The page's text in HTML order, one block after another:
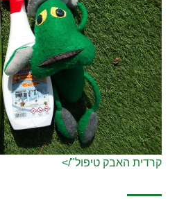
קרדית האבק טיפול"/>